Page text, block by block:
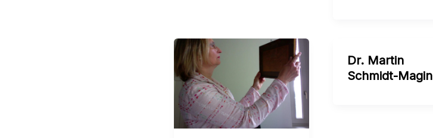
Dr. Martin
Schmidt-Magin